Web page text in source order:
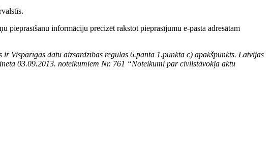
pieprasīšanu informāciju precizēt rakstot pieprasījumu e-pasta adresātam
Vispārīgās datu aizsardzības regulas 6.panta 1.punkta c) apakšpunkts. Latvijas
03.09.2013. noteikumiem Nr. 761 “Noteikumi par civilstāvokļa aktu